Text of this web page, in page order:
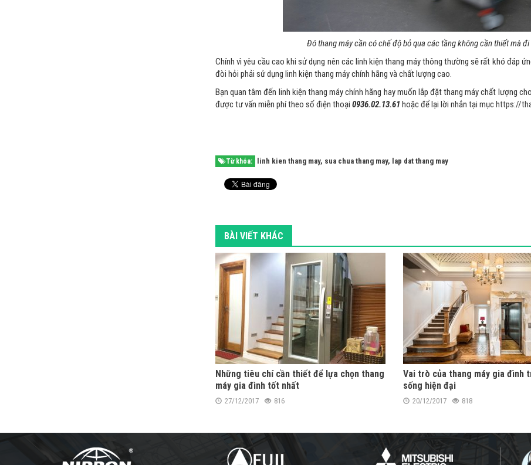
Đó thang máy cần có chế độ bỏ qua các tầng không cần thiết mà
Chính vì yêu cầu cao khi sử dụng nên các linh kiện thang máy thông thường sẽ rất khó đáp
đòi hỏi phải sử dụng linh kiện thang máy chính hãng và chất lượng cao.
Bạn quan tâm đến linh kiện thang máy chính hãng hay muốn lắp đặt thang máy chất lượng
được tư vấn miễn phí theo số điện thoại 0936.02.13.61 hoặc để lại lời nhắn tại mục https://
Từ khóa: linh kien thang may, sua chua thang may, lap dat thang may
BÀI VIẾT KHÁC
Những tiêu chí cần thiết để lựa chọn thang
máy gia đình tốt nhất
27/12/2017 816
Vai trò của thang máy gia đình
sống hiện đại
20/12/2017 818